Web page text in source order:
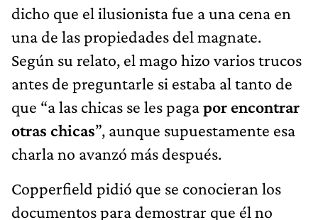
dicho que el ilusionista fue a una cena en
una de las propiedades del magnate.
Según su relato, el mago hizo varios trucos
antes de preguntarle si estaba al tanto de
que “a las chicas se les pagapor encontrar
otras chicas”, aunque supuestamente esa
charla no avanzó más después.
Copperfield pidió que se conocieran los
documentos para demostrar que él no